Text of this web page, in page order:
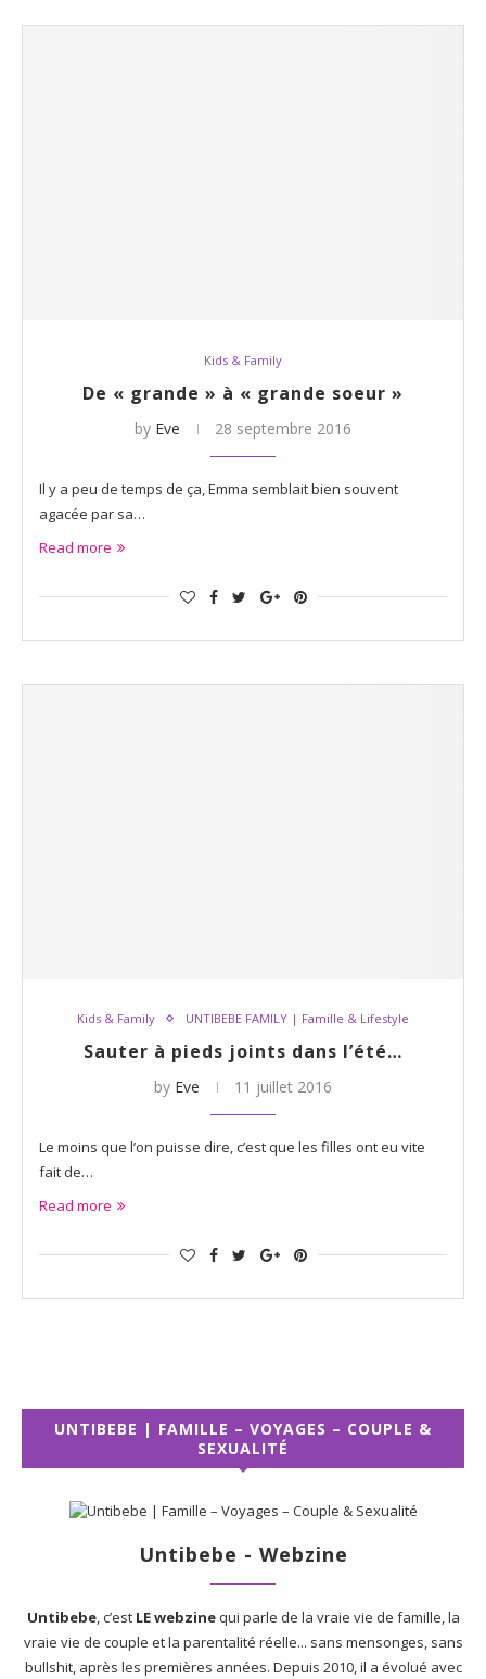
Kids & Family
De « grande » à « grande soeur »
by Eve 28 septembre 2016
Il y a peu de temps de ça, Emma semblait bien souvent
agacée par sa…
Read more
Kids & Family UNTIBEBE FAMILY | Famille & Lifestyle
Sauter à pieds joints dans l’été…
by Eve 11 juillet 2016
Le moins que l’on puisse dire, c’est que les filles ont eu vite
fait de…
Read more
UNTIBEBE | FAMILLE – VOYAGES – COUPLE &
SEXUALITÉ
Untibebe - Webzine
Untibebe, c’est LE webzinequi parle de la vraie vie de famille, la
vraie vie de couple et la parentalité réelle... sans mensonges, sans
bullshit, après les premières années. Depuis 2010, il a évolué avec